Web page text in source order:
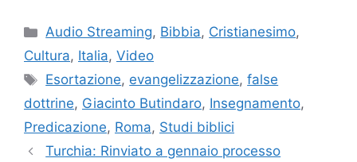
Categorie
Audio Streaming, Bibbia, Cristianesimo,
Cultura, Italia, Video
Tag
Esortazione, evangelizzazione,false
dottrine, Giacinto Butindaro, Insegnamento,
Predicazione, Roma, Studi biblici
Turchia: Rinviato a gennaio processo